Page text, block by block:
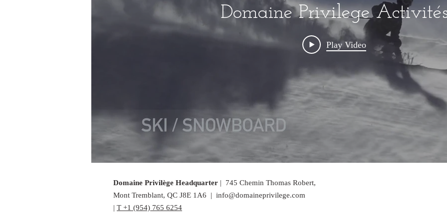
Domaine Privilege
Play Video
Domaine Privilège Headquarter | 745 Chemin Thomas Robert,
Mont Tremblant, QC J8E 1A6 | info@domaineprivilege.com
| T +1 (954) 765 6254